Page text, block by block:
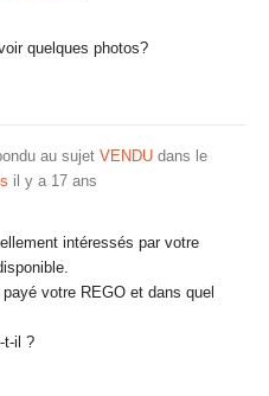
quelques photos?
au sujet VENDU dans le
il y a 17 ans
intéressés par votre
votre REGO et dans quel
t-il ?